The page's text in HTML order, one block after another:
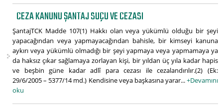
CEZA KANUNU ŞANTAJ SUÇU VE CEZASI
ŞantajTCK Madde 107(1) Hakkı olan veya yükümlü olduğu bir şeyi
yapacağından veya yapmayacağından bahisle, bir kimseyi kanuna
aykırı veya yükümlü olmadığı bir şeyi yapmaya veya yapmamaya ya
da haksız çıkar sağlamaya zorlayan kişi, bir yıldan üç yıla kadar hapis
ve beşbin güne kadar adlî para cezası ile cezalandırılır.(2) (Ek:
29/6/2005 – 5377/14 md.) Kendisine veya başkasına yarar...+Devamını
oku